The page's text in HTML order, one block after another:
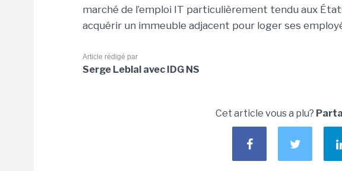
marché de l’emploi IT particulièrement tendu aux
acquérir un immeuble adjacent pour loger ses
Article rédigé par
Serge Leblal avec IDG NS
Cet article vous a plu?